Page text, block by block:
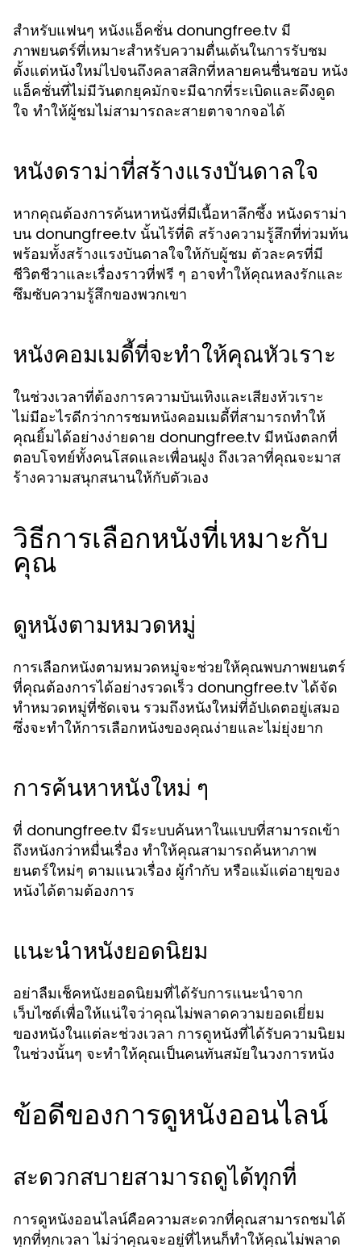
สำหรับแฟนๆ หนังแอ็คชั่น donungfree.tv มี
ภาพยนตร์ที่เหมาะสำหรับความตื่นเต้นในการรับชม
ตั้งแต่หนังใหม่ไปจนถึงคลาสสิกที่หลายคนชื่นชอบ หนัง
แอ็คชั่นที่ไม่มีวันตกยุคมักจะมีฉากที่ระเบิดและดึงดูด
ใจ ทำให้ผู้ชมไม่สามารถละสายตาจากจอได้
หนังดราม่าที่สร้างแรงบันดาลใจ
หากคุณต้องการค้นหาหนังที่มีเนื้อหาลึกซึ้ง หนังดราม่า
บน donungfree.tv นั้นไร้ที่ติ สร้างความรู้สึกที่ท่วมท้น
พร้อมทั้งสร้างแรงบันดาลใจให้กับผู้ชม ตัวละครที่มี
ชีวิตชีวาและเรื่องราวที่ฟรี ๆ อาจทำให้คุณหลงรักและ
ซึมซับความรู้สึกของพวกเขา
หนังคอมเมดี้ที่จะทำให้คุณหัวเราะ
ในช่วงเวลาที่ต้องการความบันเทิงและเสียงหัวเราะ
ไม่มีอะไรดีกว่าการชมหนังคอมเมดี้ที่สามารถทำให้
คุณยิ้มได้อย่างง่ายดาย donungfree.tv มีหนังตลกที่
ตอบโจทย์ทั้งคนโสดและเพื่อนฝูง ถึงเวลาที่คุณจะมาส
ร้างความสนุกสนานให้กับตัวเอง
วิธีการเลือกหนังที่เหมาะกับ
คุณ
ดูหนังตามหมวดหมู่
การเลือกหนังตามหมวดหมู่จะช่วยให้คุณพบภาพยนตร์
ที่คุณต้องการได้อย่างรวดเร็ว donungfree.tv ได้จัด
ทำหมวดหมู่ที่ชัดเจน รวมถึงหนังใหม่ที่อัปเดตอยู่เสมอ
ซึ่งจะทำให้การเลือกหนังของคุณง่ายและไม่ยุ่งยาก
การค้นหาหนังใหม่ ๆ
ที่ donungfree.tv มีระบบค้นหาในแบบที่สามารถเข้า
ถึงหนังกว่าหมื่นเรื่อง ทำให้คุณสามารถค้นหาภาพ
ยนตร์ใหม่ๆ ตามแนวเรื่อง ผู้กำกับ หรือแม้แต่อายุของ
หนังได้ตามต้องการ
แนะนำหนังยอดนิยม
อย่าลืมเช็คหนังยอดนิยมที่ได้รับการแนะนำจาก
เว็บไซต์เพื่อให้แน่ใจว่าคุณไม่พลาดความยอดเยี่ยม
ของหนังในแต่ละช่วงเวลา การดูหนังที่ได้รับความนิยม
ในช่วงนั้นๆ จะทำให้คุณเป็นคนทันสมัยในวงการหนัง
ข้อดีของการดูหนังออนไลน์
สะดวกสบายสามารถดูได้ทุกที่
การดูหนังออนไลน์คือความสะดวกที่คุณสามารถชมได้
ทุกที่ทุกเวลา ไม่ว่าคุณจะอยู่ที่ไหนก็ทำให้คุณไม่พลาด